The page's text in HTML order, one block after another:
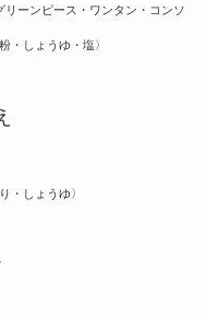
リーンピース・ワンタン・コンソ
・しょうゆ・塩〉
・しょうゆ〉